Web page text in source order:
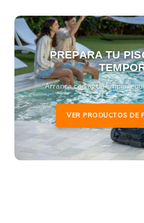
PREPARA TU
Arranca con agua limpia,
VER PRODUCTOS DE